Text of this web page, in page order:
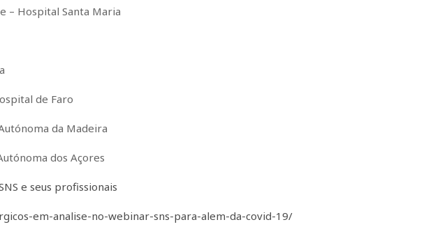
– Hospital Santa Maria
de Faro
da Madeira
dos Açores
e seus profissionais
em-analise-no-webinar-sns-para-alem-da-covid-19/